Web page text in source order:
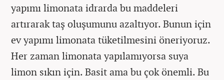
yapımı limonata idrarda bu maddeleri
artırarak taş oluşumunu azaltıyor. Bunun için
ev yapımı limonata tüketilmesini öneriyoruz.
Her zaman limonata yapılamıyorsa suya
limon sıkın için. Basit ama bu çok önemli. Bu